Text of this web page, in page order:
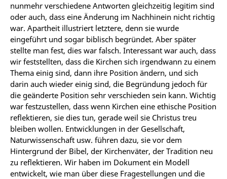
nunmehr verschiedene Antworten gleichzeitig legitim sind
oder auch, dass eine Änderung im Nachhinein nicht richtig
war. Apartheit illustriert letztere, denn sie wurde
eingeführt und sogar biblisch begründet. Aber später
stellte man fest, dies war falsch. Interessant war auch, dass
wir feststellten, dass die Kirchen sich irgendwann zu einem
Thema einig sind, dann ihre Position ändern, und sich
darin auch wieder einig sind, die Begründung jedoch für
die geänderte Position sehr verschieden sein kann. Wichtig
war festzustellen, dass wenn Kirchen eine ethische Position
reflektieren, sie dies tun, gerade weil sie Christus treu
bleiben wollen. Entwicklungen in der Gesellschaft,
Naturwissenschaft usw. führen dazu, sie vor dem
Hintergrund der Bibel, der Kirchenväter, der Tradition neu
zu reflektieren. Wir haben im Dokument ein Modell
entwickelt, wie man über diese Fragestellungen und die